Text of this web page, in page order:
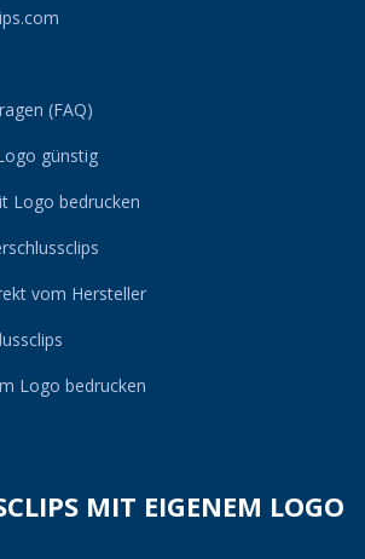
(FAQ)
günstig
Logo bedrucken
vom Hersteller
Logo bedrucken
MIT EIGENEM LOGO